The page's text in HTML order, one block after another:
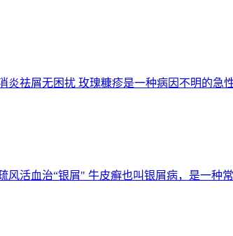
炎祛屑无困扰 玫瑰糠疹是一种病因不明的
风活血治“银屑" 牛皮癣也叫银屑病，是一